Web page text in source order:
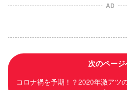
AD
次のページ
コロナ禍を予期！？2020年激アツ